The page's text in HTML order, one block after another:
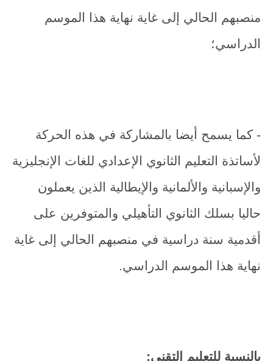
منصبهم الحالي إلى غاية نهاية هذا الموسم
الدراسي؛
- كما يسمح أيضا بالمشاركة في هذه الحركة
لأساتذة التعليم الثانوي الإعدادي للغات الإنجليزية
والإسبانية والألمانية والإيطالية الذين يعملون
حاليا بسلك الثانوي التأهيلي والمتوفرين على
أقدمية سنة دراسية في منصبهم الحالي إلى غاية
نهاية هذا الموسم الدراسي.
بالنسبة للتعليم التقني: